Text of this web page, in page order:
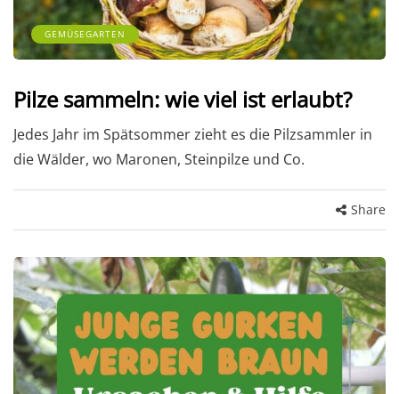
GEMÜSEGARTEN
Pilze sammeln: wie viel ist erlaubt?
Jedes Jahr im Spätsommer zieht es die Pilzsammler in
die Wälder, wo Maronen, Steinpilze und Co.
Share